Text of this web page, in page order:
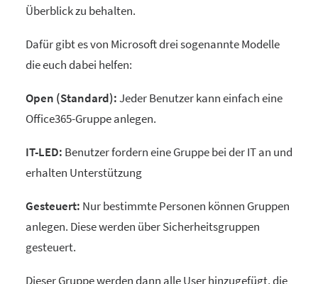
Überblick zu behalten.
Dafür gibt es von Microsoft drei sogenannte Modelle
die euch dabei helfen:
Open (Standard):Jeder Benutzer kann einfach eine
Office365-Gruppe anlegen.
IT-LED: Benutzer fordern eine Gruppe bei der IT an und
erhalten Unterstützung
Gesteuert: Nur bestimmte Personen können Gruppen
anlegen. Diese werden über Sicherheitsgruppen
gesteuert.
Dieser Gruppe werden dann alle User hinzugefügt, die